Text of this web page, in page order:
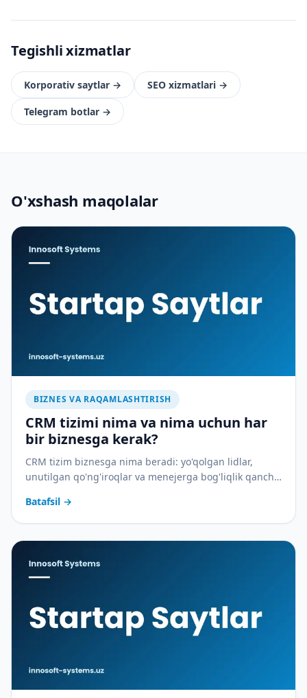
Tegishli xizmatlar
Korporativ saytlar → SEO xizmatlari →
Telegram botlar →
O'xshash maqolalar
BIZNES VA RAQAMLASHTIRISH
CRM tizimi nima va nima uchun har
bir biznesga kerak?
CRM tizim biznesga nima beradi: yo'qolgan lidlar,
unutilgan qo'ng'iroqlar va menejerga bog'liqlik qancha
Batafsil →